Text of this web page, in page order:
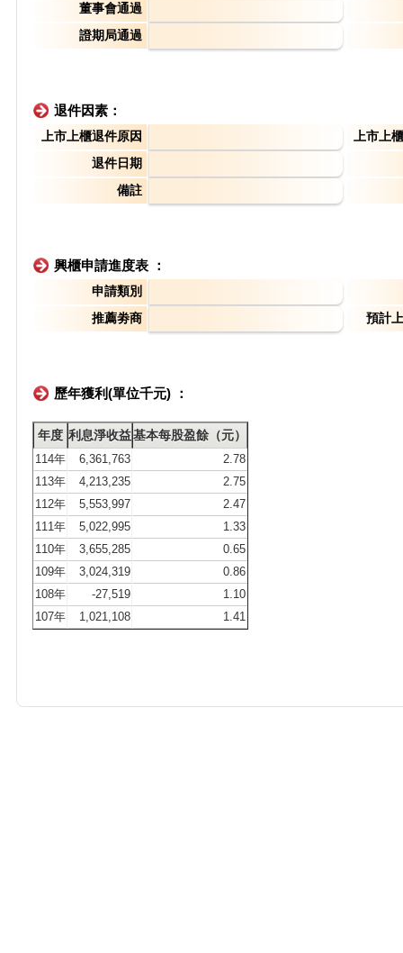
董事會通過
證期局通過
退件因素：
上市上櫃退件原因
退件日期
備註
上市上
興櫃申請進度表 ：
申請類別
推薦劵商
預計
歷年獲利(單位千元) ：
年度 利息淨收益基本每股盈餘（元）
114年 6,361,763
2.78
113年
4,213,235
2.75
112年
5,553,997
2.47
111年
5,022,995
1.33
110年
3,655,285
0.65
109年
3,024,319
0.86
108年
-27,519
1.10
107年
1,021,108 1.41